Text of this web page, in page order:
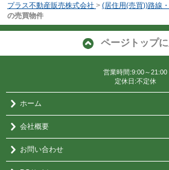
プラス不動産販売株式会社 > (居住用(売買))路線
の売買物件
ページトップ
営業時間:9:00～21:00
定休日:不定休
ホーム
会社概要
お問い合わせ